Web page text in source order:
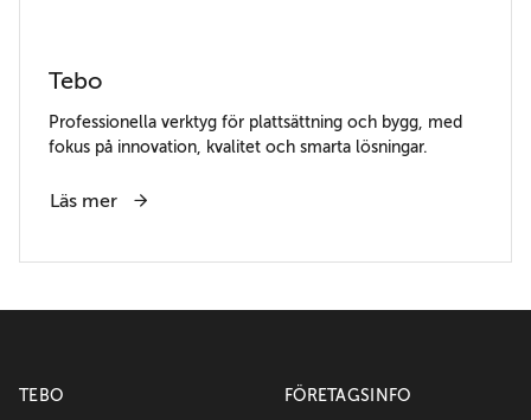
Tebo
Professionella verktyg för plattsättning och bygg, med
fokus på innovation, kvalitet och smarta lösningar.
Läs mer
TEBO
FÖRETAGSINFO